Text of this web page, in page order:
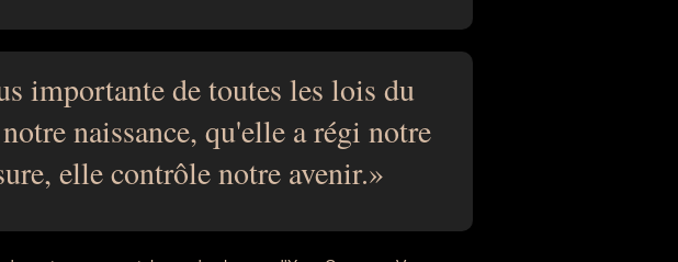
importante de toutes les lois du
naissance, qu'elle a régi notre
elle contrôle notre avenir.